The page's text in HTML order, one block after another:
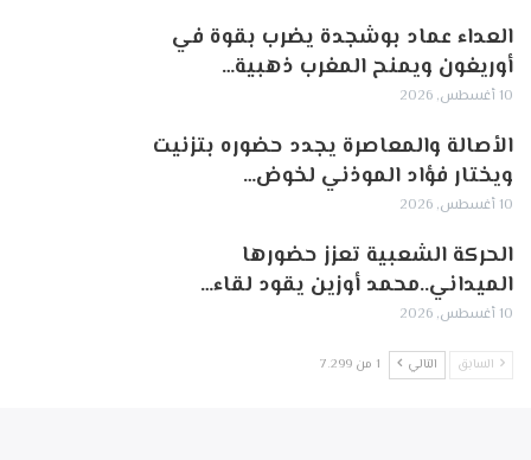
العداء عماد بوشجدة يضرب بقوة في
أوريغون ويمنح المغرب ذهبية…
10 أغسطس, 2026
الأصالة والمعاصرة يجدد حضوره بتزنيت
ويختار فؤاد الموذني لخوض…
10 أغسطس, 2026
الحركة الشعبية تعزز حضورها
الميداني..محمد أوزين يقود لقاء…
10 أغسطس, 2026
السابق التالي 1 من 7٬299